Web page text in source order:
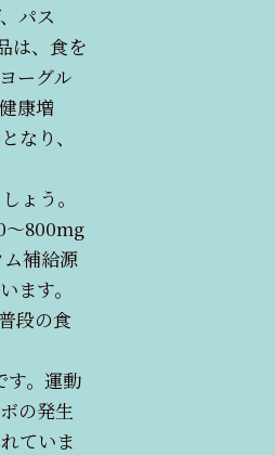
パス
は、食を
ーグル
康増
なり、
ょう。
〜800mg
補給源
ます。
段の食
す。運動
の発生
ていま